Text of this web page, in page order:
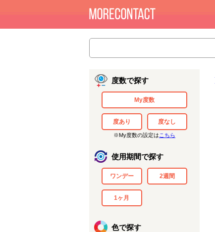
度数で探す
My度数
度あり 度なし
※My度数の設定は こちら
使用期間で探す
ワンデー 2週間
1ヶ月
色で探す